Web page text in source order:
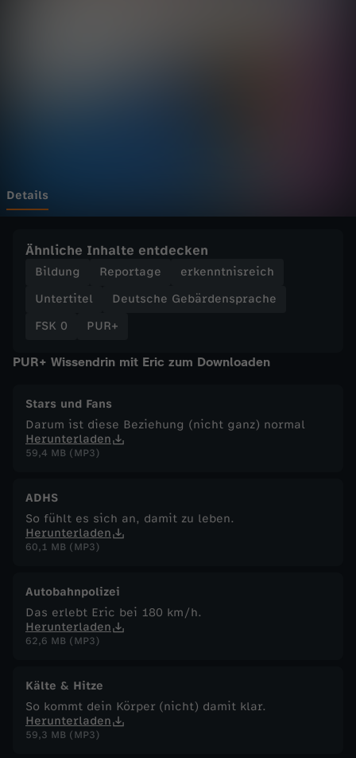
e
r
e
r
w
e
r
e
r
k
ä
r
Details
Ähnliche Inhalte entdecken
Bildung Reportage
erkenntnisreich
Untertitel
Deutsche Gebärdensprache
FSK 0
PUR+
PUR+ Wissendrin mit Eric zum Downloaden
Stars und Fans
Darum ist diese Beziehung (nicht ganz) normal
Herunterladen
59,4 MB (MP3)
ADHS
So fühlt es sich an, damit zu leben.
Herunterladen
60,1 MB (MP3)
Autobahnpolizei
Das erlebt Eric bei 180 km/h.
Herunterladen
62,6 MB (MP3)
Kälte & Hitze
So kommt dein Körper (nicht) damit klar.
Herunterladen
59,3 MB (MP3)